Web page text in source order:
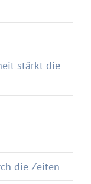
stärkt die
die Zeiten